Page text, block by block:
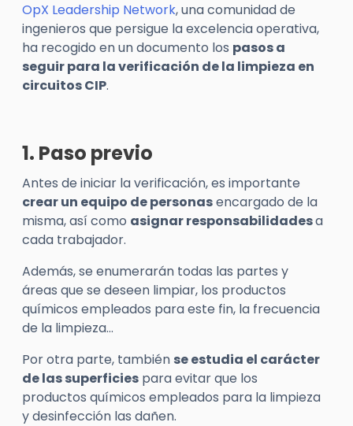
OpX Leadership Network, una comunidad de
ingenieros que persigue la excelencia operativa,
ha recogido en un documento los pasos a
seguir para la verificación de la limpieza en
circuitos CIP.
1. Paso previo
Antes de iniciar la verificación, es importante
crear un equipo de personasencargado de la
misma, así como asignar responsabilidadesa
cada trabajador.
Además, se enumerarán todas las partes y
áreas que se deseen limpiar, los productos
químicos empleados para este fin, la frecuencia
de la limpieza…
Por otra parte, también se estudia el carácter
de las superficies para evitar que los
productos químicos empleados para la limpieza
y desinfección las dañen.